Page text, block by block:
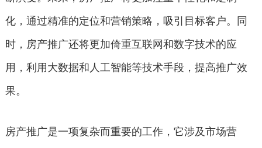
化，通过精准的定位和营销策略，吸引目标客户。同
时，房产推广还将更加倚重互联网和数字技术的应
用，利用大数据和人工智能等技术手段，提高推广效
果。
房产推广是一项复杂而重要的工作，它涉及市场营